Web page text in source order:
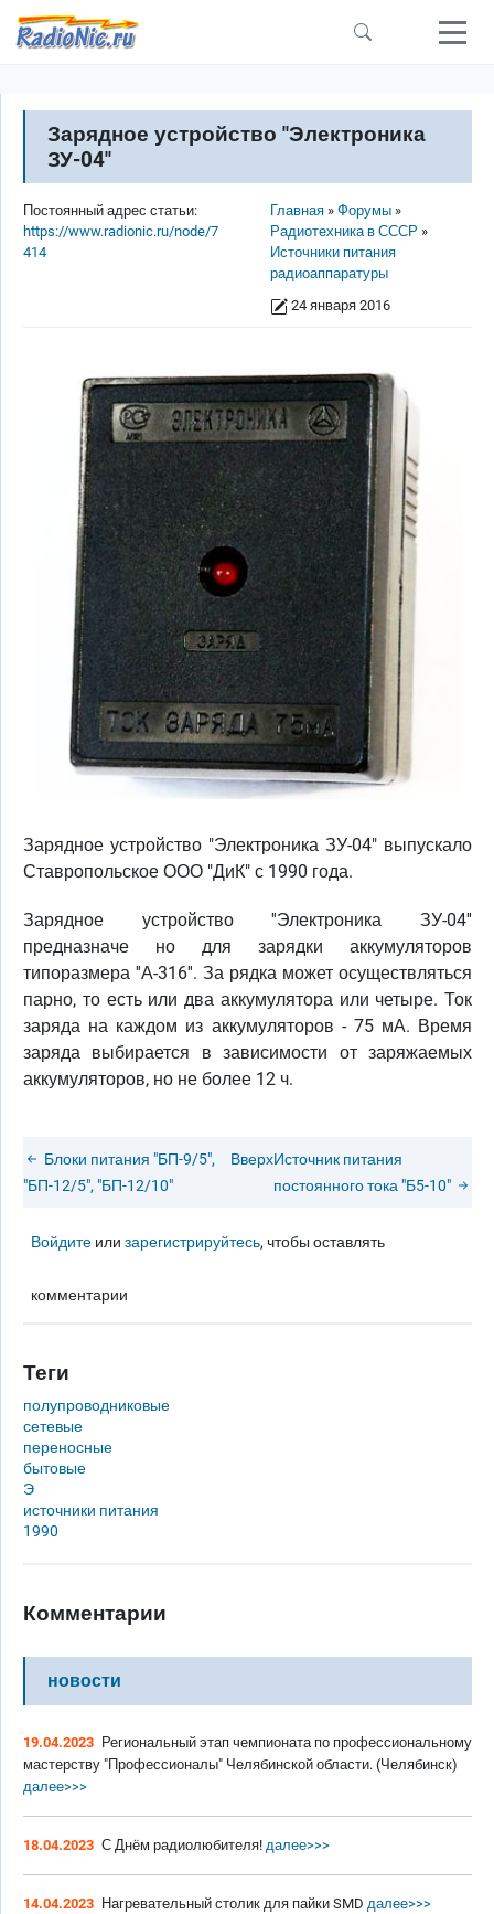
Перейти к основному содержанию
Зарядное устройство "Электроника
ЗУ-04"
Строка навигации
Главная
Форумы
Радиотехника в СССР
Источники питания
радиоаппаратуры
24 января 2016
Постоянный адрес статьи:
https://www.radionic.ru/node/7
414
Зарядное устройство "Электроника ЗУ-04" выпускало
Ставропольское ООО "ДиК" с 1990 года.
Зарядное устройство ''Электроника ЗУ-04''
предназначе но для зарядки аккумуляторов
типоразмера ''А-316''. За рядка может осуществляться
парно, то есть или два аккумулятора или четыре. Ток
заряда на каждом из аккумуляторов - 75 мА. Время
заряда выбирается в зависимости от заряжаемых
аккумуляторов, но не более 12 ч.
Блоки питания "БП-9/5",
"БП-12/5", "БП-12/10"
ВверхИсточник питания
постоянного тока "Б5-10"
Войдите илизарегистрируйтесь, чтобы оставлять
комментарии
Теги
полупроводниковые
сетевые
переносные
бытовые
Э
источники питания
1990
Комментарии
новости
19.04.2023 Региональный этап чемпионата по профессиональному
мастерству "Профессионалы" Челябинской области. (Челябинск)
далее>>>
18.04.2023 С Днём радиолюбителя! далее>>>
14.04.2023 Нагревательный столик для пайки SMD далее>>>